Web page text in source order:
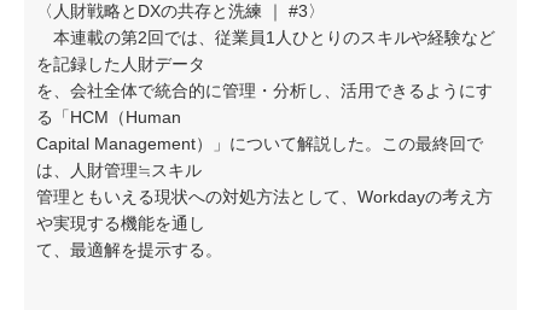
〈人財戦略とDXの共存と洗練 ｜ #3〉
本連載の第2回では、従業員1人ひとりのスキルや経験など
を記録した人財データ
を、会社全体で統合的に管理・分析し、活用できるようにす
る「HCM（Human
Capital Management）」について解説した。この最終回で
は、人財管理≒スキル
管理ともいえる現状への対処方法として、Workdayの考え方
や実現する機能を通し
て、最適解を提示する。